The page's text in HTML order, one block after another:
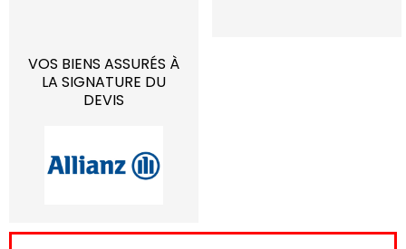
VOS BIENS ASSURÉS À
LA SIGNATURE DU
DEVIS